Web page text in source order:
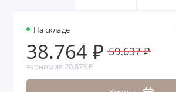
На складе
38.764 ₽ 59.637 ₽
экономия 20.873 ₽